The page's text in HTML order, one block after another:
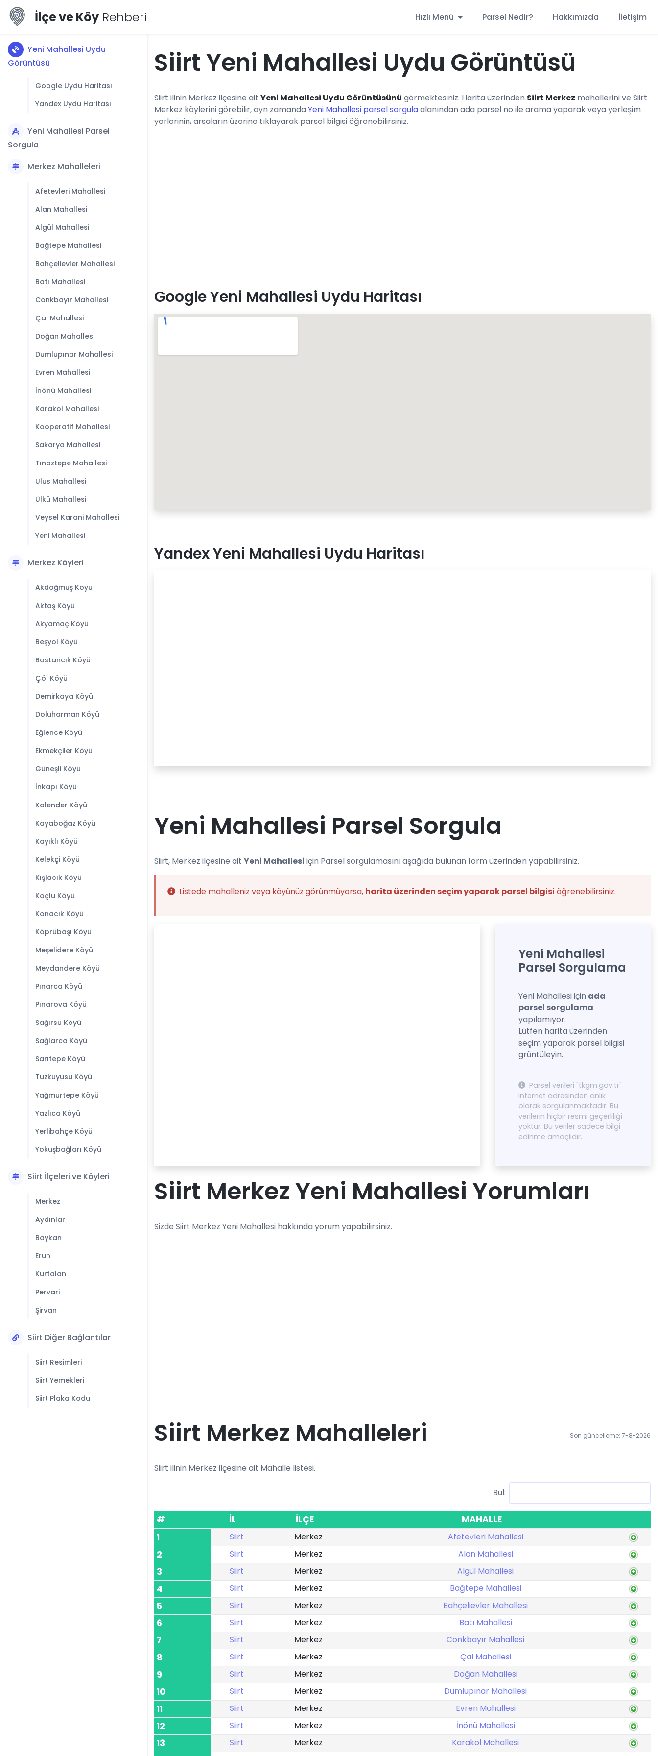
İlçe ve Köy Rehberi Hızlı Menü Parsel Nedir? Hakkımızda İletişim
Yeni Mahallesi Uydu
Görüntüsü
Google Uydu Haritası
Yandex Uydu Haritası
Yeni Mahallesi Parsel
Sorgula
Merkez Mahalleleri
Afetevleri Mahallesi
Alan Mahallesi
Algül Mahallesi
Bağtepe Mahallesi
Bahçelievler Mahallesi
Batı Mahallesi
Conkbayır Mahallesi
Çal Mahallesi
Doğan Mahallesi
Dumlupınar Mahallesi
Evren Mahallesi
İnönü Mahallesi
Karakol Mahallesi
Kooperatif Mahallesi
Sakarya Mahallesi
Tınaztepe Mahallesi
Ulus Mahallesi
Ülkü Mahallesi
Veysel Karani Mahallesi
Yeni Mahallesi
Merkez Köyleri
Akdoğmuş Köyü
Aktaş Köyü
Akyamaç Köyü
Beşyol Köyü
Bostancık Köyü
Çöl Köyü
Demirkaya Köyü
Doluharman Köyü
Eğlence Köyü
Ekmekçiler Köyü
Güneşli Köyü
İnkapı Köyü
Kalender Köyü
Kayaboğaz Köyü
Kayıklı Köyü
Kelekçi Köyü
Kışlacık Köyü
Koçlu Köyü
Konacık Köyü
Köprübaşı Köyü
Meşelidere Köyü
Meydandere Köyü
Pınarca Köyü
Pınarova Köyü
Sağırsu Köyü
Sağlarca Köyü
Sarıtepe Köyü
Tuzkuyusu Köyü
Yağmurtepe Köyü
Yazlıca Köyü
Yerlibahçe Köyü
Yokuşbağları Köyü
Siirt İlçeleri ve Köyleri
Merkez
Aydınlar
Baykan
Eruh
Kurtalan
Pervari
Şirvan
Siirt Diğer Bağlantılar
Siirt Resimleri
Siirt Yemekleri
Siirt Plaka Kodu
Siirt Yeni Mahallesi Uydu Görüntüsü
Siirt ilinin Merkez ilçesine ait Yeni Mahallesi Uydu Görüntüsünü görmektesiniz. Harita üzerinden Siirt Merkez mahallerini ve Siirt
Merkez köylerini görebilir, ayn zamanda Yeni Mahallesi parsel sorgulaalanından ada parsel no ile arama yaparak veya yerleşim
yerlerinin, arsaların üzerine tıklayarak parsel bilgisi öğrenebilirsiniz.
Google Yeni Mahallesi Uydu Haritası
Yandex Yeni Mahallesi Uydu Haritası
Yeni Mahallesi Parsel Sorgula
Siirt, Merkez ilçesine ait Yeni Mahallesi için Parsel sorgulamasını aşağıda bulunan form üzerinden yapabilirsiniz.
Listede mahalleniz veya köyünüz görünmüyorsa, harita üzerinden seçim yaparak parsel bilgisi öğrenebilirsiniz.
Yeni Mahallesi
Parsel Sorgulama
Yeni Mahallesi için ada
parsel sorgulama
yapılamıyor.
Lütfen harita üzerinden
seçim yaparak parsel bilgisi
grüntüleyin.
Parsel verileri "tkgm.gov.tr"
internet adresinden anlık
olarak sorgulanmaktadır. Bu
verilerin hiçbir resmi geçerliliği
yoktur. Bu veriler sadece bilgi
edinme amaçlıdır.
Siirt Merkez Yeni Mahallesi Yorumları
Sizde Siirt Merkez Yeni Mahallesi hakkında yorum yapabilirsiniz.
Siirt Merkez Mahalleleri Son güncelleme: 7-8-2026
Siirt ilinin Merkez ilçesine ait Mahalle listesi.
Bul:
# İL İLÇE
MAHALLE
1
Siirt Merkez Afetevleri Mahallesi
2 Siirt Merkez Alan Mahallesi
3 Siirt Merkez Algül Mahallesi
4 Siirt Merkez Bağtepe Mahallesi
5 Siirt Merkez Bahçelievler Mahallesi
6 Siirt Merkez Batı Mahallesi
7 Siirt Merkez Conkbayır Mahallesi
8 Siirt Merkez Çal Mahallesi
9 Siirt Merkez Doğan Mahallesi
10 Siirt Merkez Dumlupınar Mahallesi
11 Siirt Merkez Evren Mahallesi
12 Siirt Merkez İnönü Mahallesi
13 Siirt Merkez Karakol Mahallesi